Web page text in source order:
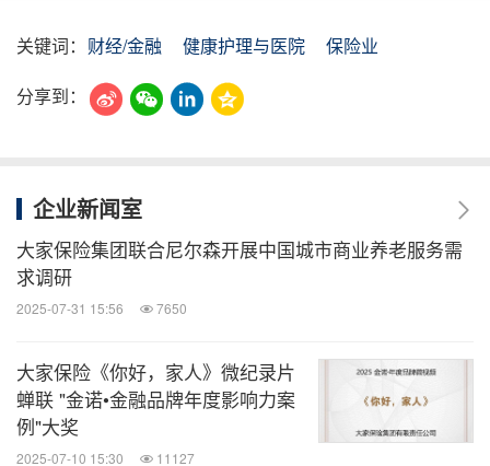
关键词： 财经/金融 健康护理与医院
保险业
分享到：
企业新闻室
大家保险集团联合尼尔森开展中国城市商业养老服务需
求调研
2025-07-31 15:56 7650
大家保险《你好，家人》微纪录片
蝉联 "金诺•金融品牌年度影响力案
例"大奖
2025-07-10 15:30 11127